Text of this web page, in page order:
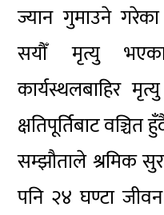
ज्यान गुमाउने
सयौँ मृत्यु
कार्यस्थलबाहिर
क्षतिपूर्तिबाट
सम्झौताले श्रमिक
पनि २४ घण्टा